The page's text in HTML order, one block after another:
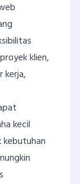
klien,
kerja,
kecil
kebutuhan